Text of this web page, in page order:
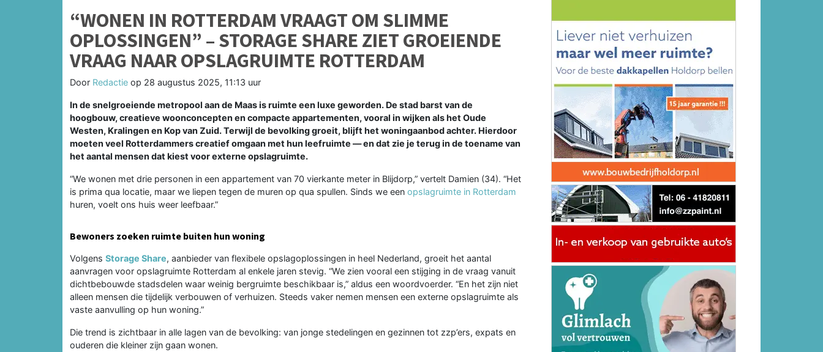
“WONEN IN ROTTERDAM VRAAGT OM SLIMME
OPLOSSINGEN” – STORAGE SHARE ZIET GROEIENDE
VRAAG NAAR OPSLAGRUIMTE ROTTERDAM
Door Redactie op 28 augustus 2025, 11:13 uur
In de snelgroeiende metropool aan de Maas is ruimte een luxe geworden. De stad barst van de
hoogbouw, creatieve woonconcepten en compacte appartementen, vooral in wijken als het Oude
Westen, Kralingen en Kop van Zuid. Terwijl de bevolking groeit, blijft het woningaanbod achter. Hierdoor
moeten veel Rotterdammers creatief omgaan met hun leefruimte — en dat zie je terug in de toename van
het aantal mensen dat kiest voor externe opslagruimte.
“We wonen met drie personen in een appartement van 70 vierkante meter in Blijdorp,” vertelt Damien (34). “Het
is prima qua locatie, maar we liepen tegen de muren op qua spullen. Sinds we een opslagruimte in Rotterdam
huren, voelt ons huis weer leefbaar.”
Bewoners zoeken ruimte buiten hun woning
Volgens Storage Share, aanbieder van flexibele opslagoplossingen in heel Nederland, groeit het aantal
aanvragen voor opslagruimte Rotterdam al enkele jaren stevig. “We zien vooral een stijging in de vraag vanuit
dichtbebouwde stadsdelen waar weinig bergruimte beschikbaar is,” aldus een woordvoerder. “En het zijn niet
alleen mensen die tijdelijk verbouwen of verhuizen. Steeds vaker nemen mensen een externe opslagruimte als
vaste aanvulling op hun woning.”
Die trend is zichtbaar in alle lagen van de bevolking: van jonge stedelingen en gezinnen tot zzp’ers, expats en
ouderen die kleiner zijn gaan wonen.